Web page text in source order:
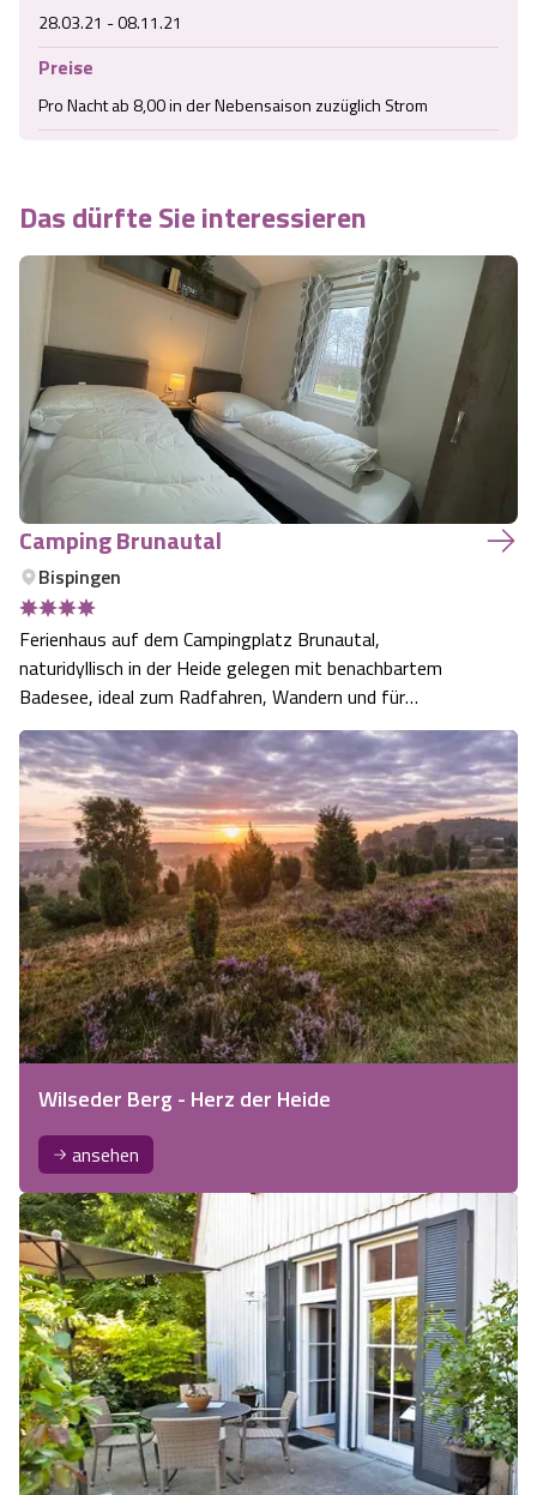
Das dürfte Sie interessieren
Camping Brunautal
Bispingen
Ferienhaus auf dem Campingplatz Brunautal,
naturidyllisch in der Heide gelegen mit benachbartem
Badesee, ideal zum Radfahren, Wandern und für
Ausflüge.
28.03.21 - 08.11.21
Preise
Pro Nacht ab 8,00 in der Nebensaison zuzüglich Strom
Wilseder Berg - Herz der Heide
ansehen